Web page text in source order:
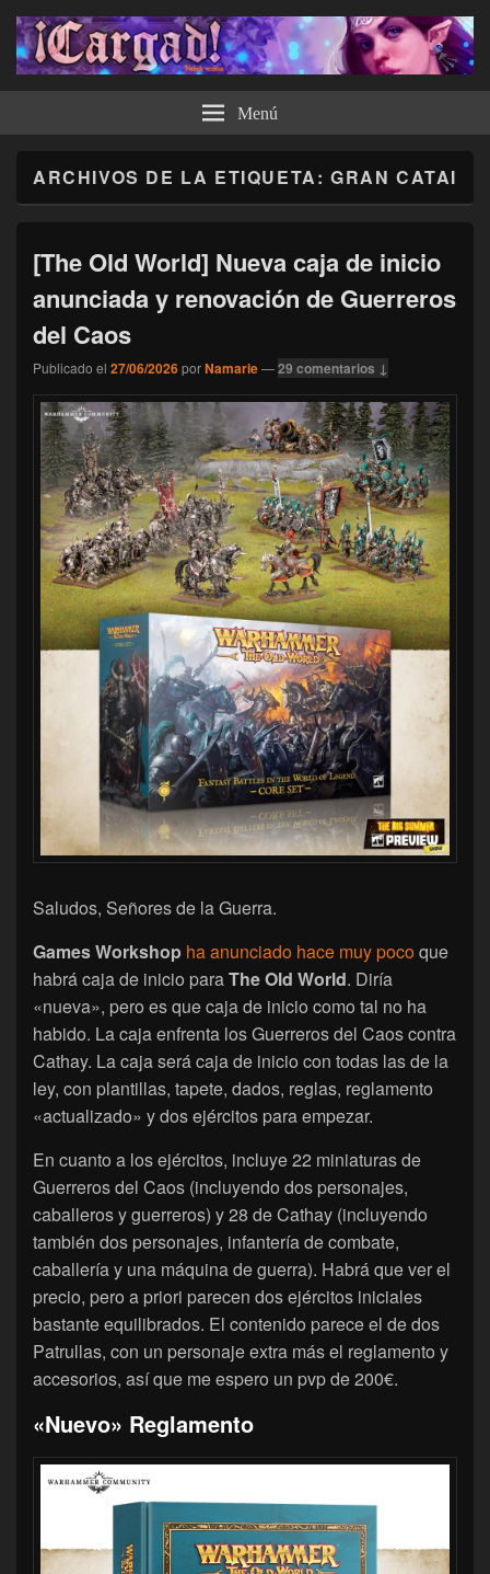
¡Cargad! Menú
ARCHIVOS DE LA ETIQUETA:GRAN CATAI
[The Old World] Nueva caja de inicio
anunciada y renovación de Guerreros
del Caos
Publicado el 27/06/2026porNamarie—29 comentarios ↓
Saludos, Señores de la Guerra.
Games Workshop ha anunciado hace muy pocoque
habrá caja de inicio paraThe Old World. Diría
«nueva», pero es que caja de inicio como tal no ha
habido. La caja enfrenta los Guerreros del Caos contra
Cathay. La caja será caja de inicio con todas las de la
ley, con plantillas, tapete, dados, reglas, reglamento
«actualizado» y dos ejércitos para empezar.
En cuanto a los ejércitos, incluye 22 miniaturas de
Guerreros del Caos (incluyendo dos personajes,
caballeros y guerreros) y 28 de Cathay (incluyendo
también dos personajes, infantería de combate,
caballería y una máquina de guerra). Habrá que ver el
precio, pero a priori parecen dos ejércitos iniciales
bastante equilibrados. El contenido parece el de dos
Patrullas, con un personaje extra más el reglamento y
accesorios, así que me espero un pvp de 200€.
«Nuevo» Reglamento